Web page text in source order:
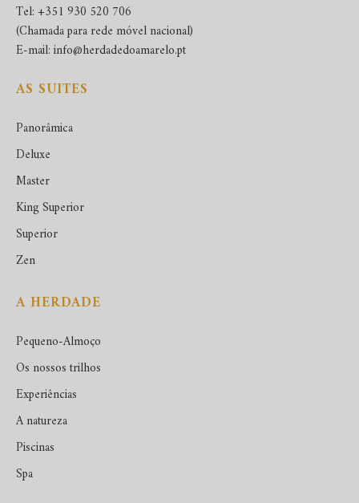
Tel: +351 930 520 706
(Chamada para rede móvel nacional)
E-mail: info@herdadedoamarelo.pt
AS SUITES
Panorâmica
Deluxe
Master
King Superior
Superior
Zen
A HERDADE
Pequeno-Almoço
Os nossos trilhos
Experiências
A natureza
Piscinas
Spa